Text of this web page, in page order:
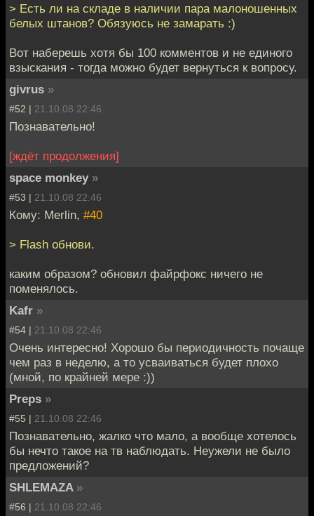
> Есть ли на складе в наличии пара малоношенных
белых штанов? Обязуюсь не замарать :)
Вот наберешь хотя бы 100 комментов и не единого
взыскания - тогда можно будет вернуться к вопросу.
givrus »
#52 | 21.10.08 22:46
Познавательно!
[ждёт продолжения]
space monkey »
#53 | 21.10.08 22:46
Кому: Merlin, #40
> Flash обнови.
каким образом? обновил файрфокс ничего не
поменялось.
Kafr »
#54 | 21.10.08 22:46
Очень интересно! Хорошо бы периодичность почаще
чем раз в неделю, а то усваиваться будет плохо
(мной, по крайней мере :))
Preps »
#55 | 21.10.08 22:46
Познавательно, жалко что мало, а вообще хотелось
бы нечто такое на тв наблюдать. Неужели не было
предложений?
SHLEMAZA »
#56 | 21.10.08 22:46